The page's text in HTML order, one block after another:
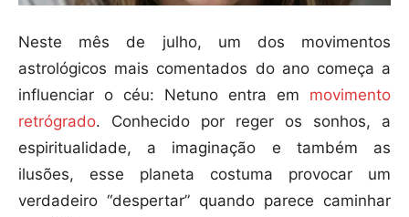
Neste mês de julho, um dos movimentos
astrológicos mais comentados do ano começa a
influenciar o céu: Netuno entra em movimento
retrógrado. Conhecido por reger os sonhos, a
espiritualidade, a imaginação e também as
ilusões, esse planeta costuma provocar um
verdadeiro “despertar” quando parece caminhar